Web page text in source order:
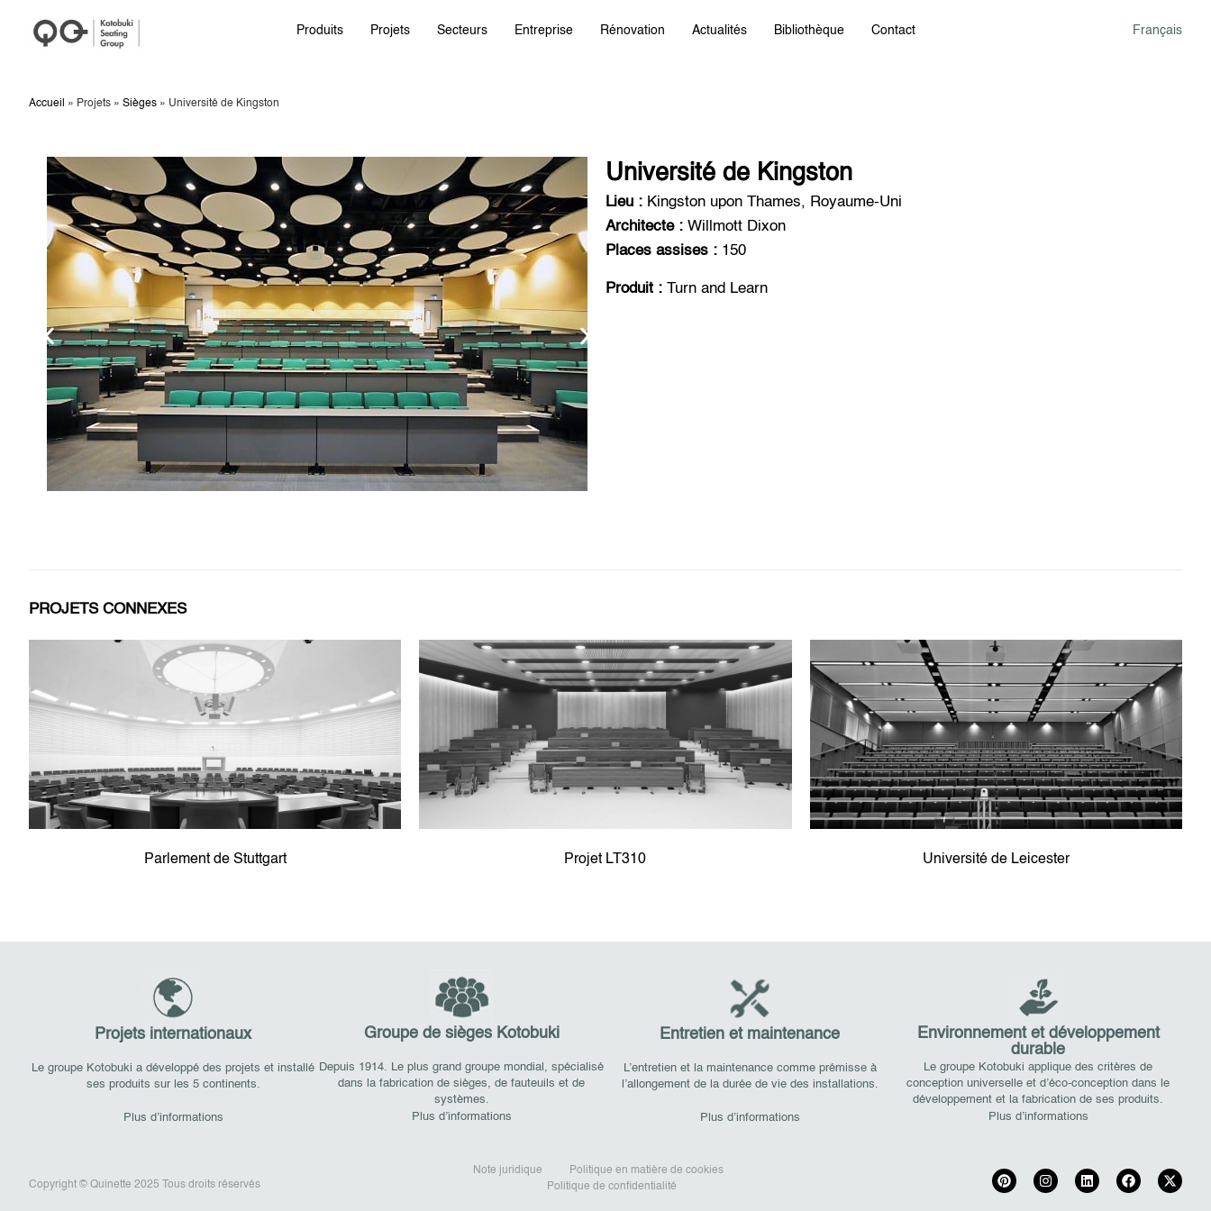
Produits Projets Secteurs Entreprise Rénovation Actualités Bibliothèque Contact Français
Accueil » Projets » Sièges » Université de Kingston
Université de Kingston
Lieu : Kingston upon Thames, Royaume-Uni
Architecte : Willmott Dixon
Places assises : 150
Produit : Turn and Learn
PROJETS CONNEXES
Parlement de Stuttgart Projet LT310 Université de Leicester
Projets internationaux
Le groupe Kotobuki a développé des projets et installé
ses produits sur les 5 continents.
Plus d’informations
Groupe de sièges Kotobuki
Depuis 1914. Le plus grand groupe mondial, spécialisé
dans la fabrication de sièges, de fauteuils et de
systèmes.
Plus d’informations
Entretien et maintenance
L’entretien et la maintenance comme prémisse à
l’allongement de la durée de vie des installations.
Plus d’informations
Environnement et développement
durable
Le groupe Kotobuki applique des critères de
conception universelle et d’éco-conception dans le
développement et la fabrication de ses produits.
Plus d’informations
Copyright © Quinette 2025 Tous droits réservés
Note juridique
Politique en matière de cookies
Politique de confidentialité